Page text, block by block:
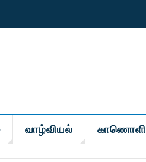
வாழ்வியல் காணொளி